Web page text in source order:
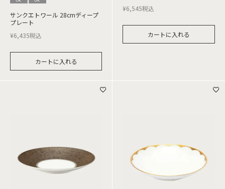
サンクエトワール 28cmディープ
プレート
¥6,435税込
カートに入れる
¥6,545税込
カートに入れる